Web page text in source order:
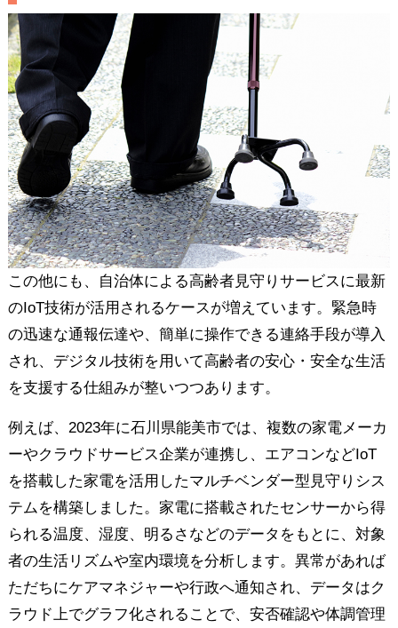
この他にも、自治体による高齢者見守りサービスに最新
のIoT技術が活用されるケースが増えています。緊急時
の迅速な通報伝達や、簡単に操作できる連絡手段が導入
され、デジタル技術を用いて高齢者の安心・安全な生活
を支援する仕組みが整いつつあります。
例えば、2023年に石川県能美市では、複数の家電メーカ
ーやクラウドサービス企業が連携し、エアコンなどIoT
を搭載した家電を活用したマルチベンダー型見守りシス
テムを構築しました。家電に搭載されたセンサーから得
られる温度、湿度、明るさなどのデータをもとに、対象
者の生活リズムや室内環境を分析します。異常があれば
ただちにケアマネジャーや行政へ通知され、データはク
ラウド上でグラフ化されることで、安否確認や体調管理